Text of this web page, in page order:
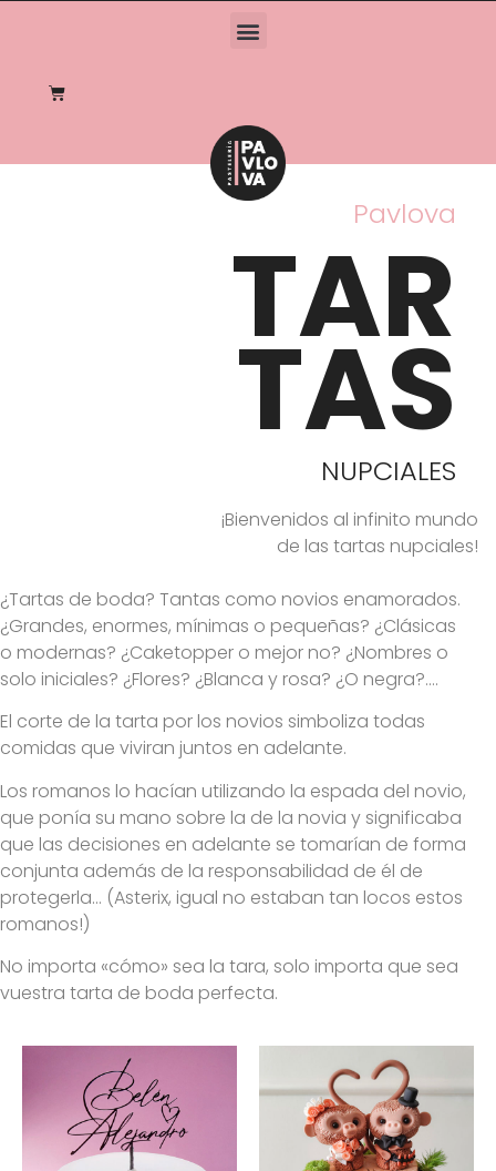
Pavlova
TAR
TAS
NUPCIALES
¡Bienvenidos al infinito mundo
de las tartas nupciales!
¿Tartas de boda? Tantas como novios enamorados.
¿Grandes, enormes, mínimas o pequeñas? ¿Clásicas
o modernas? ¿Caketopper o mejor no? ¿Nombres o
solo iniciales? ¿Flores? ¿Blanca y rosa? ¿O negra?….
El corte de la tarta por los novios simboliza todas
comidas que viviran juntos en adelante.
Los romanos lo hacían utilizando la espada del novio,
que ponía su mano sobre la de la novia y significaba
que las decisiones en adelante se tomarían de forma
conjunta además de la responsabilidad de él de
protegerla… (Asterix, igual no estaban tan locos estos
romanos!)
No importa «cómo» sea la tara, solo importa que sea
vuestra tarta de boda perfecta.